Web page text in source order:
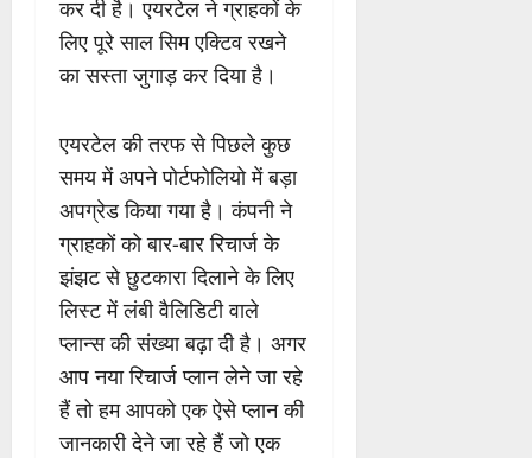
कर दी है। एयरटेल ने ग्राहकों के
लिए पूरे साल सिम एक्टिव रखने
का सस्ता जुगाड़ कर दिया है।
एयरटेल की तरफ से पिछले कुछ
समय में अपने पोर्टफोलियो में बड़ा
अपग्रेड किया गया है। कंपनी ने
ग्राहकों को बार-बार रिचार्ज के
झंझट से छुटकारा दिलाने के लिए
लिस्ट में लंबी वैलिडिटी वाले
प्लान्स की संख्या बढ़ा दी है। अगर
आप नया रिचार्ज प्लान लेने जा रहे
हैं तो हम आपको एक ऐसे प्लान की
जानकारी देने जा रहे हैं जो एक